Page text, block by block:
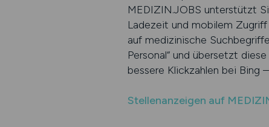
MEDIZIN.JOBS unterstützt
Ladezeit und mobilem
auf medizinische
Personal“ und übersetzt
bessere Klickzahlen bei Bing
Stellenanzeigen auf